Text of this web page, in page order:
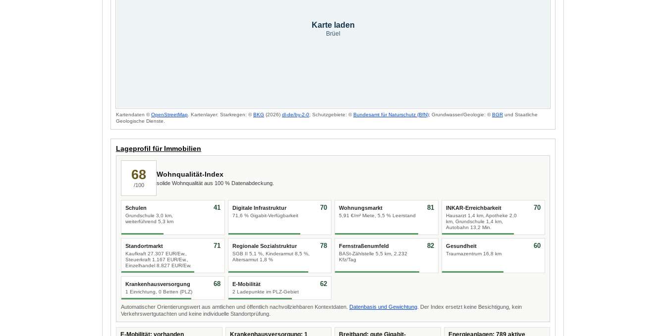
Karte laden
Brüel
Kartendaten ©OpenStreetMap . Kartenlayer: Starkregen: ©BKG (2026) dl-de/by-2-0; Schutzgebiete: ©Bundesamt für Naturschutz (BfN); Grundwasser/Geologie: ©BGR und Staatliche
Geologische Dienste.
Lageprofil für Immobilien
68
/100
Wohnqualität-Index
solide Wohnqualität aus 100 % Datenabdeckung.
Schulen
Grundschule 3,0 km,
weiterführend 5,3 km
41 Digitale Infrastruktur
71,6 % Gigabit-Verfügbarkeit
70 Wohnungsmarkt
5,91 €/m² Miete, 5,5 % Leerstand
81 INKAR-Erreichbarkeit
Hausarzt 1,4 km, Apotheke 2,0
km, Grundschule 1,4 km,
Autobahn 13,2 Min.
70
Standortmarkt
Kaufkraft 27.307 EUR/Ew.,
Steuerkraft 1.167 EUR/Ew.,
Einzelhandel 8.827 EUR/Ew.
71 Regionale Sozialstruktur
SGB II 5,1 %, Kinderarmut 8,5 %,
Altersarmut 1,8 %
78 Fernstraßenumfeld
BASt-Zählstelle 5,5 km, 2.232
Kfz/Tag
82 Gesundheit
Traumazentrum 16,8 km
60
Krankenhausversorgung
1 Einrichtung, 0 Betten (PLZ)
68 E-Mobilität
2 Ladepunkte im PLZ-Gebiet
62
Automatischer Orientierungswert aus amtlichen und öffentlich nachvollziehbaren Kontextdaten. Datenbasis und Gewichtung . Der Index ersetzt keine Besichtigung, kein
Verkehrswertgutachten und keine individuelle Standortprüfung.
E-Mobilität: vorhanden Krankenhausversorgung: 1 Breitband: gute Gigabit- Energieanlagen: 789 aktive